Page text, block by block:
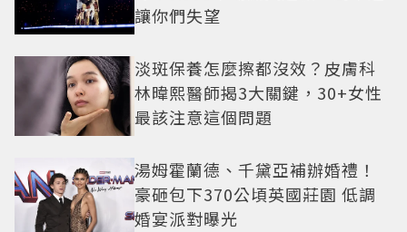
讓你們失望
淡斑保養怎麼擦都沒效？皮膚科
林暐熙醫師揭3大關鍵，30+女性
最該注意這個問題
湯姆霍蘭德、千黛亞補辦婚禮！
豪砸包下370公頃英國莊園 低調
婚宴派對曝光